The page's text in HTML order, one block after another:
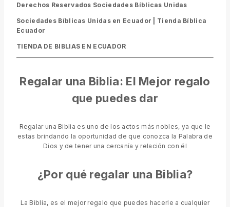
Derechos Reservados Sociedades Bíblicas Unidas
Sociedades Bíblicas Unidas en Ecuador | Tienda Bíblica
Ecuador
TIENDA DE BIBLIAS EN ECUADOR
Regalar una Biblia: El Mejor regalo
que puedes dar
Regalar una Biblia es uno de los actos más nobles, ya que le
estas brindando la oportunidad de que conozca la Palabra de
Dios y de tener una cercanía y relación con él
¿Por qué regalar una Biblia?
La Biblia, es el mejor regalo que puedes hacerle a cualquier